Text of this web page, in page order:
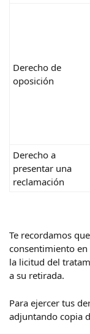
Derecho de
oposición
Derecho a
presentar una
reclamación
Te recordamos
consentimiento
la licitud del
a su retirada.
Para ejercer tus
adjuntando copia